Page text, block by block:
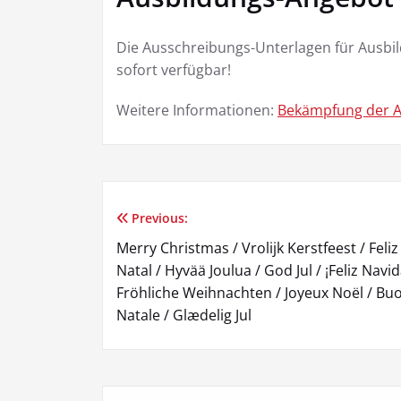
Die Ausschreibungs-Unterlagen für
sofort verfügbar!
Weitere Informationen: Bekämpfung der
Beitragsnavigation
Previous:
Merry Christmas / Vrolijk Kerstfeest / Feliz
Natal / Hyvää Joulua / God Jul / ¡Feliz
Fröhliche Weihnachten / Joyeux Noël /
Natale / Glædelig Jul